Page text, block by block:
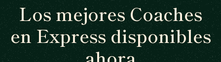
Los mejores Coaches
en Express disponibles